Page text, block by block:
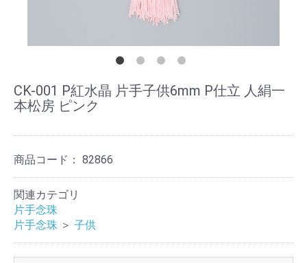
CK-001 P紅水晶 片手子供6mm P仕立 人絹一
本松房 ピンク
商品コード： 82866
関連カテゴリ
片手念珠
片手念珠 ＞ 子供